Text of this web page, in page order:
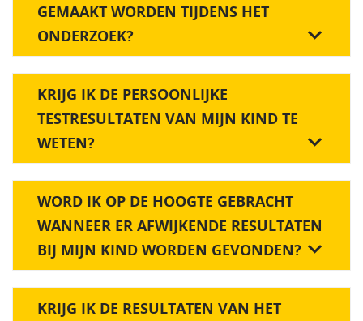
GEMAAKT WORDEN TIJDENS HET
ONDERZOEK?
KRIJG IK DE PERSOONLIJKE
TESTRESULTATEN VAN MIJN KIND TE
WETEN?
WORD IK OP DE HOOGTE GEBRACHT
WANNEER ER AFWIJKENDE RESULTATEN
BIJ MIJN KIND WORDEN GEVONDEN?
KRIJG IK DE RESULTATEN VAN HET